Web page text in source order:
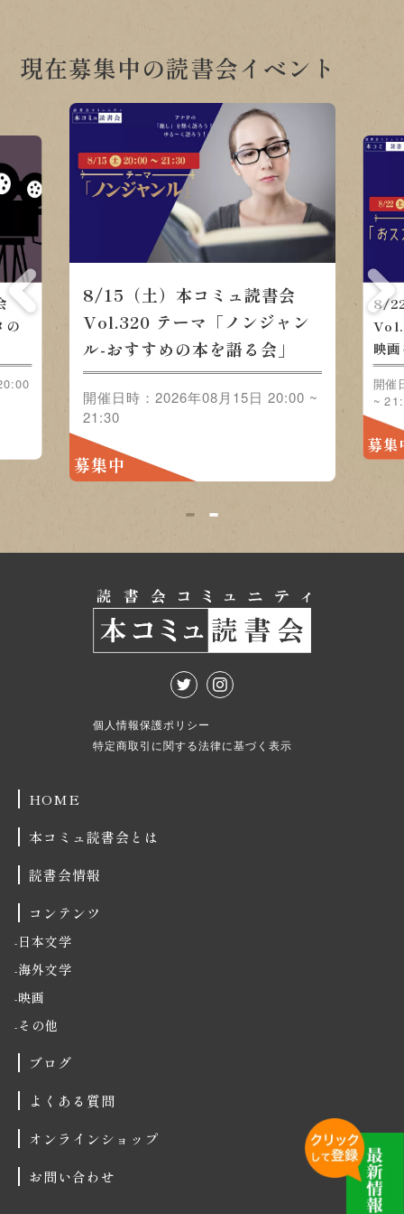
現在募集中の読書会イベント
の
8/15（土）本コミュ読書会
Vol.320 テーマ「ノンジャン
ル-おすすめの本を語る会」
開催日時：2026年08月15日 20:00 ~
21:30
募集中
8/
映
開催
~
募集
1 2
個人情報保護ポリシー
特定商取引に関する法律に基づく表示
HOME
本コミュ読書会とは
読書会情報
コンテンツ
日本文学
海外文学
映画
その他
ブログ
よくある質問
オンラインショップ
お問い合わせ